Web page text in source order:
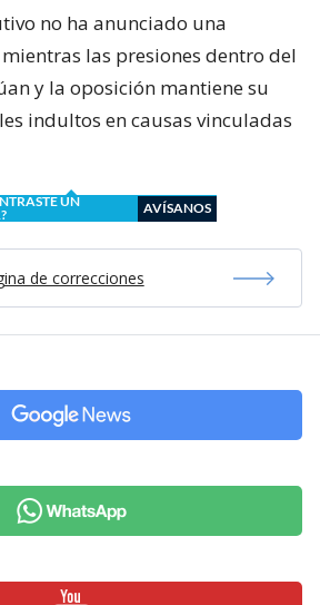
no ha anunciado una
las presiones dentro del
y la oposición mantiene su
indultos en causas vinculadas
UN
AVÍSANOS
de correcciones